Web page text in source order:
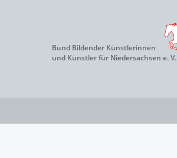
Bund Bildender Künstlerinnen
und Künstler für Niedersachsen e. V.